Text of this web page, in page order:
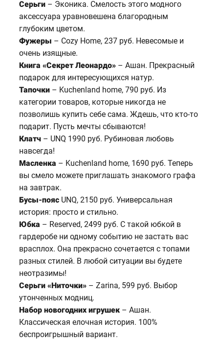
Серьги– Эконика. Смелость этого модного
аксессуара уравновешена благородным
глубоким цветом.
Фужеры – Cozy Home, 237 руб. Невесомые и
очень изящные.
Книга «Секрет Леонардо»– Ашан. Прекрасный
подарок для интересующихся натур.
Тапочки– Kuchenland home, 790 руб. Из
категории товаров, которые никогда не
позволишь купить себе сама. Ждешь, что кто-то
подарит. Пусть мечты сбываются!
Клатч – UNQ 1990 руб. Рубиновая любовь
навсегда!
Масленка – Kuchenland home, 1690 руб. Теперь
вы смело можете приглашать знакомого графа
на завтрак.
Бусы-пояс UNQ, 2150 руб. Универсальная
история: просто и стильно.
Юбка – Reserved, 2499 руб. С такой юбкой в
гардеробе ни одному событию не застать вас
врасплох. Она прекрасно сочетается с топами
разных стилей. В любой ситуации вы будете
неотразимы!
Серьги «Ниточки»– Zarina, 599 руб. Выбор
утонченных модниц.
Набор новогодних игрушек – Ашан.
Классическая елочная история. 100%
беспроигрышный вариант.